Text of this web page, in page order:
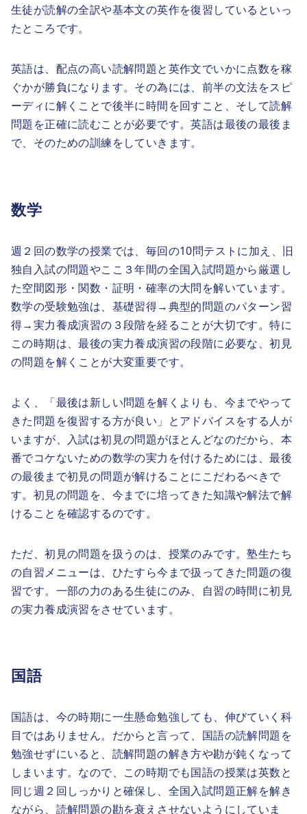
生徒が読解の全訳や基本文の英作を復習しているといっ
たところです。
英語は、配点の高い読解問題と英作文でいかに点数を稼
ぐかが勝負になります。その為には、前半の文法をスピ
ーディに解くことで後半に時間を回すこと、そして読解
問題を正確に読むことが必要です。英語は最後の最後ま
で、そのための訓練をしていきます。
数学
週２回の数学の授業では、毎回の10問テストに加え、旧
独自入試の問題やここ３年間の全国入試問題から厳選し
た空間図形・関数・証明・確率の大問を解いています。
数学の受験勉強は、基礎習得→典型的問題のパターン習
得→実力養成演習の３段階を経ることが大切です。特に
この時期は、最後の実力養成演習の段階に必要な、初見
の問題を解くことが大変重要です。
よく、「最後は新しい問題を解くよりも、今までやって
きた問題を復習する方が良い」とアドバイスをする人が
いますが、入試は初見の問題がほとんどなのだから、本
番でコケないための数学の実力を付けるためには、最後
の最後まで初見の問題が解けることにこだわるべきで
す。初見の問題を、今までに培ってきた知識や解法で解
けることを確認するのです。
ただ、初見の問題を扱うのは、授業のみです。塾生たち
の自習メニューは、ひたすら今まで扱ってきた問題の復
習です。一部の力のある生徒にのみ、自習の時間に初見
の実力養成演習をさせています。
国語
国語は、今の時期に一生懸命勉強しても、伸びていく科
目ではありません。だからと言って、国語の読解問題を
勉強せずにいると、読解問題の解き方や勘が鈍くなって
しまいます。なので、この時期でも国語の授業は英数と
同じ週２回しっかりと確保し、全国入試問題正解を解き
ながら、読解問題の勘を衰えさせないようにしていま